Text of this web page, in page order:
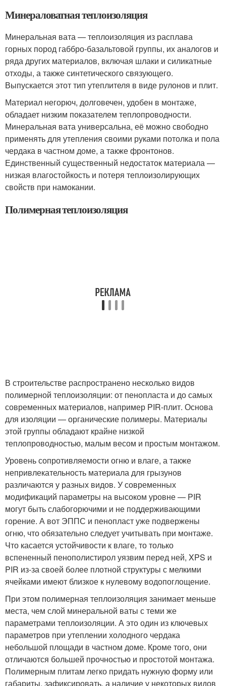
Минераловатная теплоизоляция
Минеральная вата — теплоизоляция из расплава
горных пород габбро-базальтовой группы, их аналогов и
ряда других материалов, включая шлаки и силикатные
отходы, а также синтетического связующего.
Выпускается этот тип утеплителя в виде рулонов и плит.
Материал негорюч, долговечен, удобен в монтаже,
обладает низким показателем теплопроводности.
Минеральная вата универсальна, её можно свободно
применять для утепления своими руками потолка и пола
чердака в частном доме, а также фронтонов.
Единственный существенный недостаток материала —
низкая влагостойкость и потеря теплоизолирующих
свойств при намокании.
Полимерная теплоизоляция
В строительстве распространено несколько видов
полимерной теплоизоляции: от пенопласта и до самых
современных материалов, например PIR-плит. Основа
для изоляции — органические полимеры. Материалы
этой группы обладают крайне низкой
теплопроводностью, малым весом и простым монтажом.
Уровень сопротивляемости огню и влаге, а также
непривлекательность материала для грызунов
различаются у разных видов. У современных
модификаций параметры на высоком уровне — PIR
могут быть слабогорючими и не поддерживающими
горение. А вот ЭППС и пенопласт уже подвержены
огню, что обязательно следует учитывать при монтаже.
Что касается устойчивости к влаге, то только
вспененный пенополистирол уязвим перед ней, XPS и
PIR из-за своей более плотной структуры с мелкими
ячейками имеют близкое к нулевому водопоглощение.
При этом полимерная теплоизоляция занимает меньше
места, чем слой минеральной ваты с теми же
параметрами теплоизоляции. А это один из ключевых
параметров при утеплении холодного чердака
небольшой площади в частном доме. Кроме того, они
отличаются большей прочностью и простотой монтажа.
Полимерным плитам легко придать нужную форму или
габариты, зафиксировать, а наличие у некоторых видов